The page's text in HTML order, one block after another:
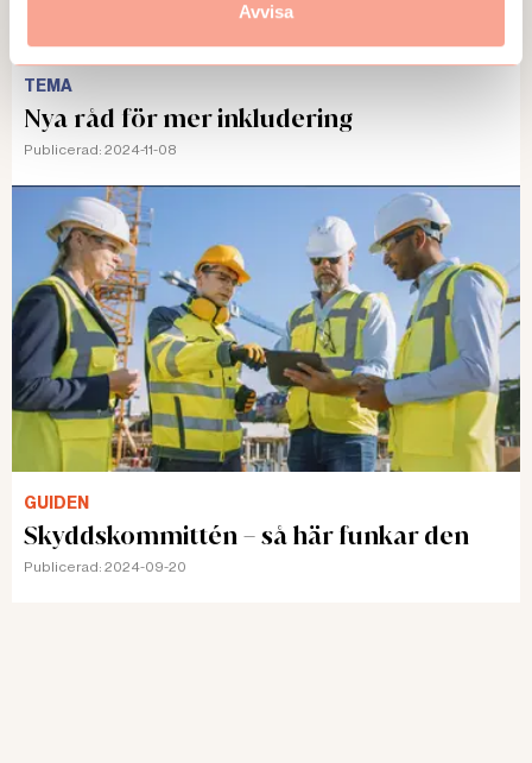
Avvisa
TEMA
Nya råd för mer inkludering
Publicerad: 2024-11-08
GUIDEN
Skyddskommittén – så här funkar den
Publicerad: 2024-09-20